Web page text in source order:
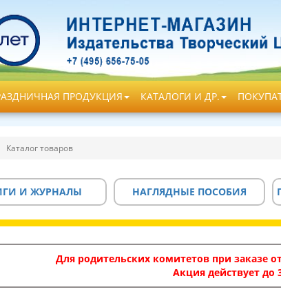
ПРОДУКЦИЯ КАТАЛОГИ И ДР.
Каталог товаров
И ЖУРНАЛЫ НАГЛЯДНЫЕ ПОСОБИЯ
Для родительских комитетов при заказе
Акция действует до